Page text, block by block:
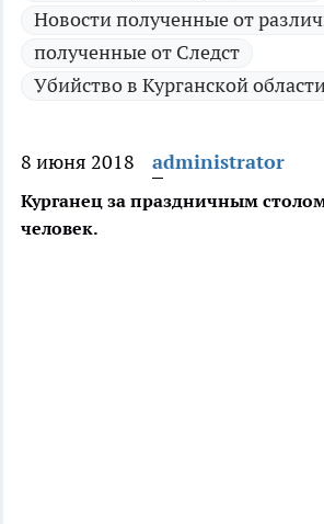
Новости полученные от
полученные от Следст
Убийство в Курганской
8 июня 2018 administrator
Курганец за праздничным
человек.